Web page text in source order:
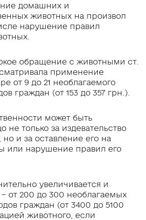
домашних и
животных на произвол
нарушение правил
обращение с животными ст.
применение
от 9 до 21 необлагаемого
граждан (от 153 до 357 грн.).
может быть
не только за издевательство
и за оставление его на
или нарушение правил его
увеличивается и
от 200 до 300 необлагаемых
граждан (от 3400 до 5100
животного, если